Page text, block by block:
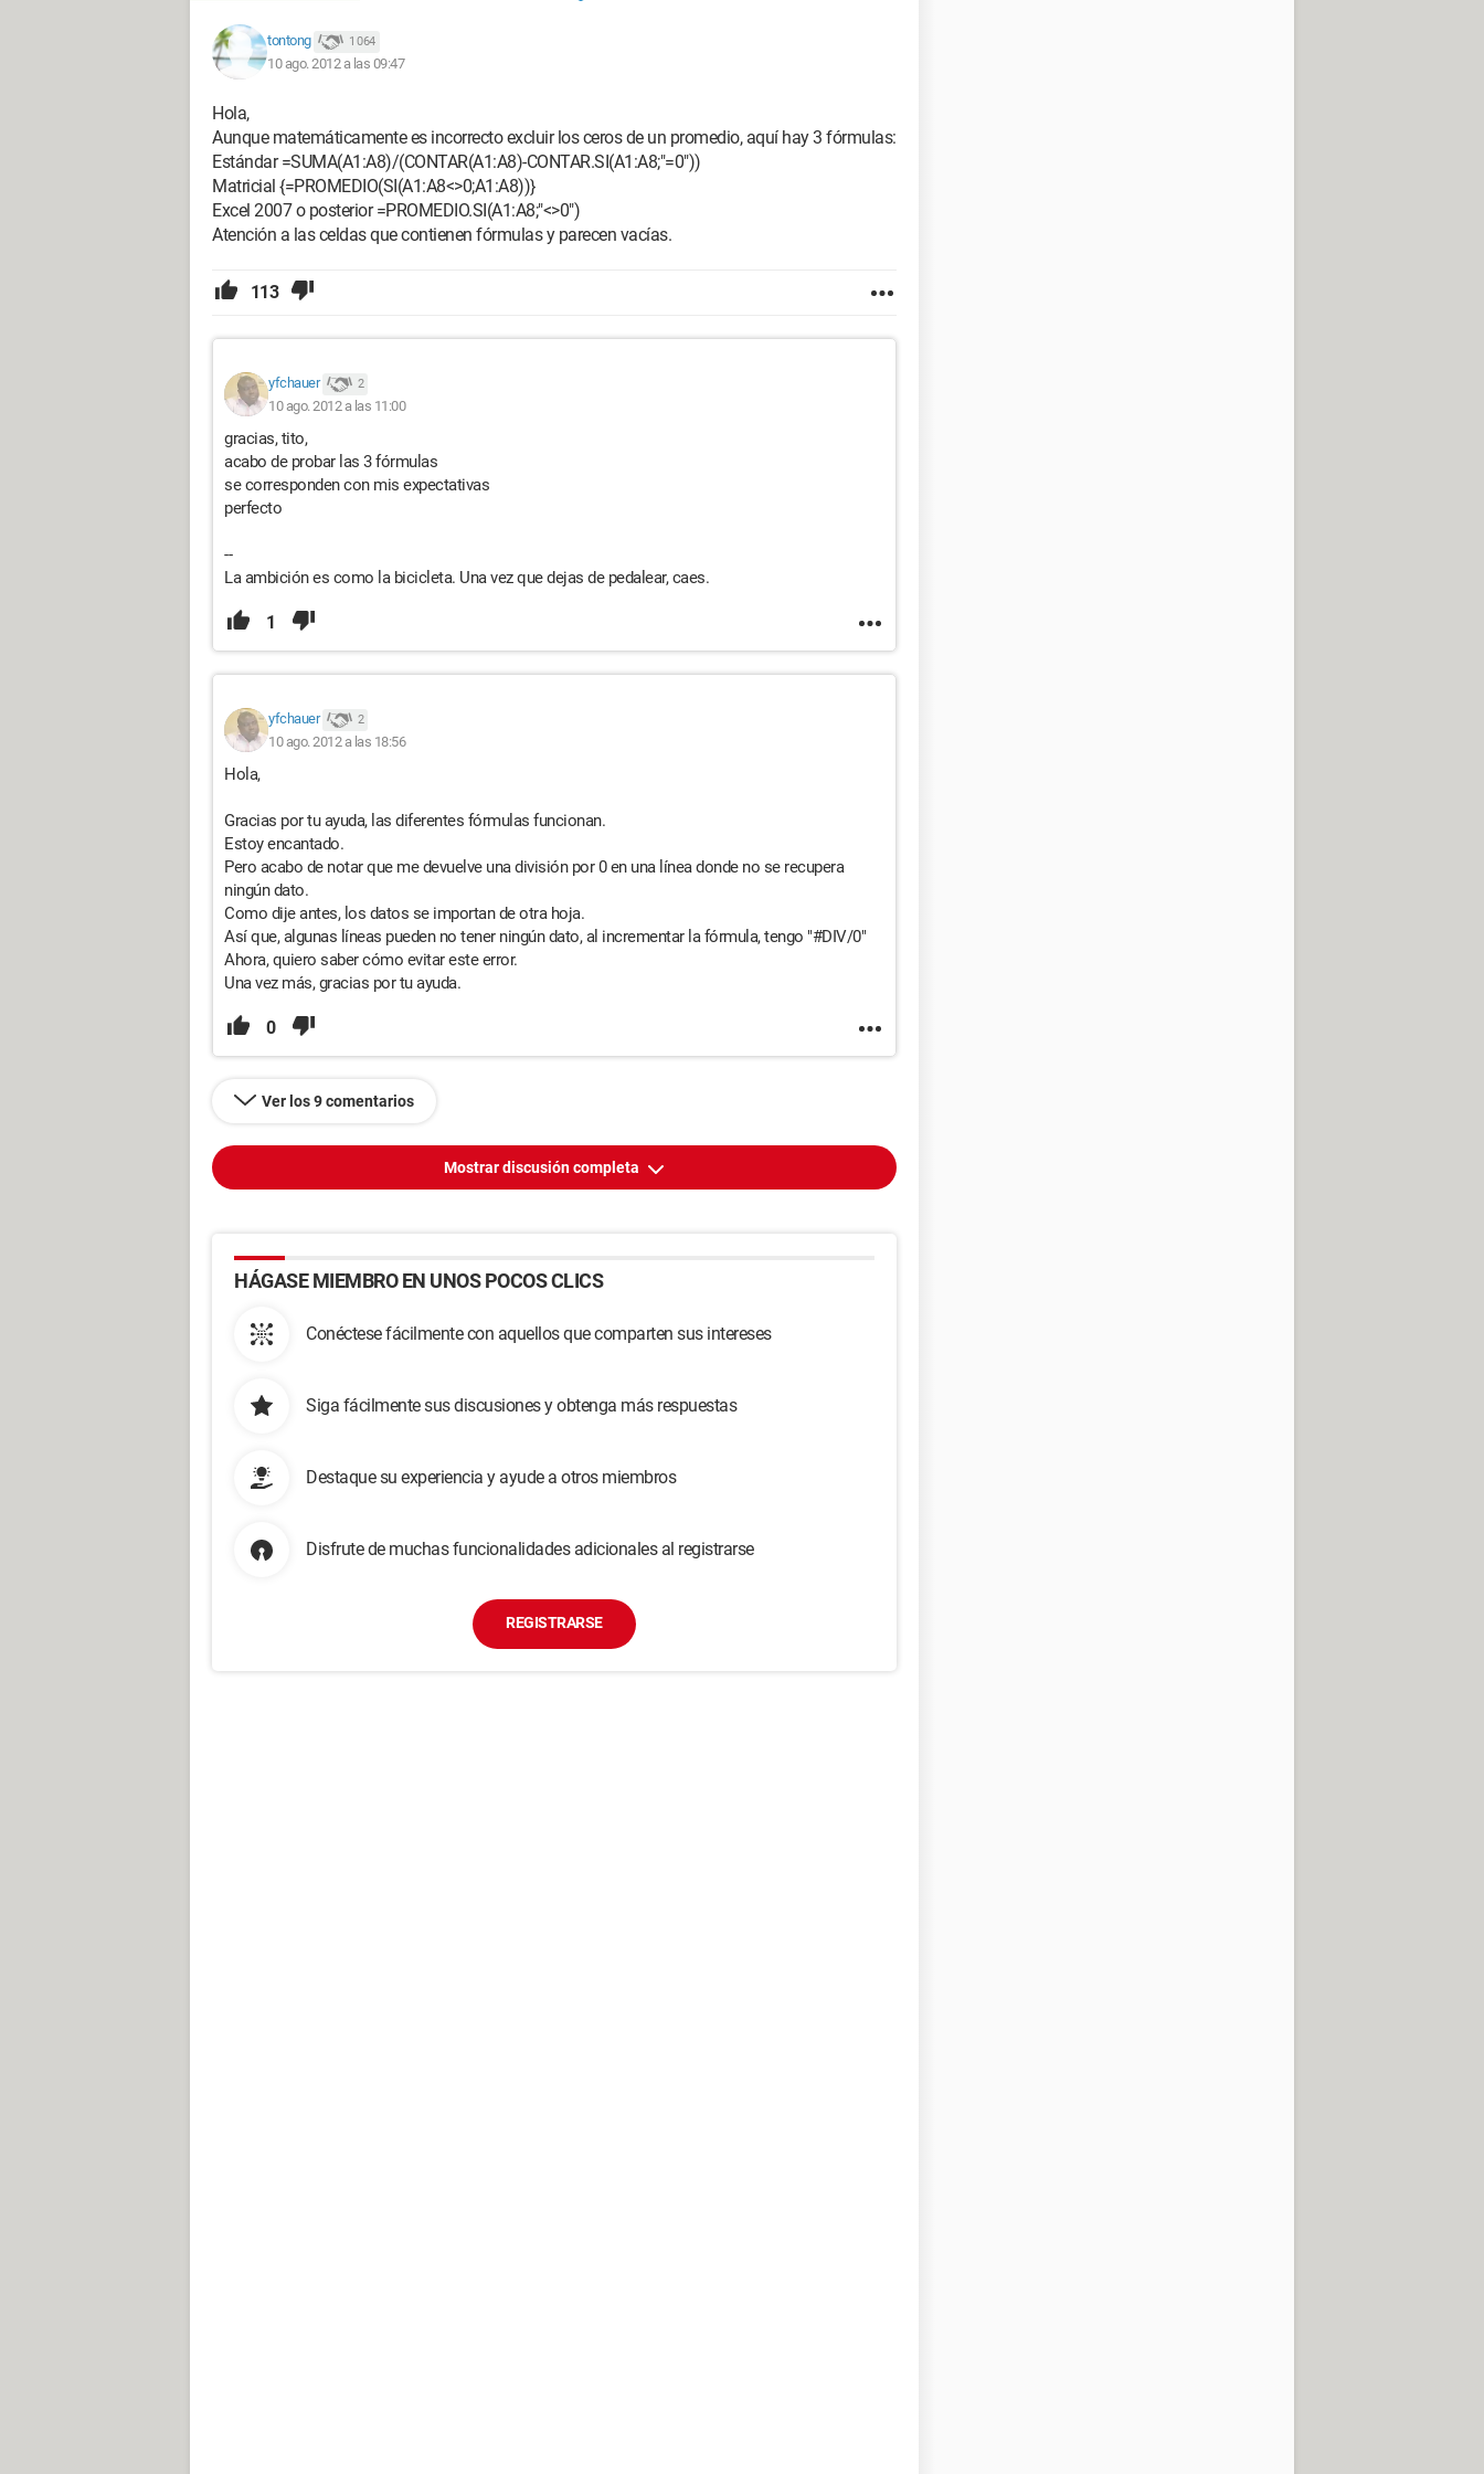
tontong 1 064
10 ago. 2012 a las 09:47
Hola,
Aunque matemáticamente es incorrecto excluir los ceros de un promedio, aquí hay 3 fórmulas:
Estándar =SUMA(A1:A8)/(CONTAR(A1:A8)-CONTAR.SI(A1:A8;"=0"))
Matricial {=PROMEDIO(SI(A1:A8<>0;A1:A8))}
Excel 2007 o posterior =PROMEDIO.SI(A1:A8;"<>0")
Atención a las celdas que contienen fórmulas y parecen vacías.
113
yfchauer 2
10 ago. 2012 a las 11:00
gracias, tito,
acabo de probar las 3 fórmulas
se corresponden con mis expectativas
perfecto
--
La ambición es como la bicicleta. Una vez que dejas de pedalear, caes.
1
yfchauer 2
10 ago. 2012 a las 18:56
Hola,
Gracias por tu ayuda, las diferentes fórmulas funcionan.
Estoy encantado.
Pero acabo de notar que me devuelve una división por 0 en una línea donde no se recupera
ningún dato.
Como dije antes, los datos se importan de otra hoja.
Así que, algunas líneas pueden no tener ningún dato, al incrementar la fórmula, tengo "#DIV/0"
Ahora, quiero saber cómo evitar este error.
Una vez más, gracias por tu ayuda.
0
Ver los 9 comentarios
Mostrar discusión completa
HÁGASE MIEMBRO EN UNOS POCOS CLICS
Conéctese fácilmente con aquellos que comparten sus intereses
Siga fácilmente sus discusiones y obtenga más respuestas
Destaque su experiencia y ayude a otros miembros
Disfrute de muchas funcionalidades adicionales al registrarse
REGISTRARSE